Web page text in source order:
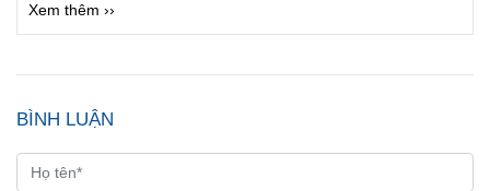
Xem thêm ››
BÌNH LUẬN